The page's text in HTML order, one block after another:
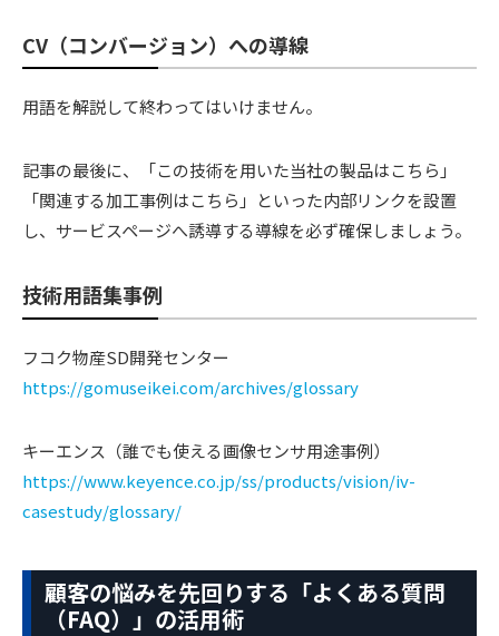
CV（コンバージョン）への導線
用語を解説して終わってはいけません。
記事の最後に、「この技術を用いた当社の製品はこちら」
「関連する加工事例はこちら」といった内部リンクを設置
し、サービスページへ誘導する導線を必ず確保しましょう。
技術用語集事例
フコク物産SD開発センター
https://gomuseikei.com/archives/glossary
キーエンス（誰でも使える画像センサ用途事例）
https://www.keyence.co.jp/ss/products/vision/iv-
casestudy/glossary/
顧客の悩みを先回りする「よくある質問
（FAQ）」の活用術